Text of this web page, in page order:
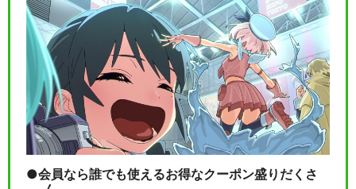
会員なら誰でも使えるお得なクーポン盛りだくさ